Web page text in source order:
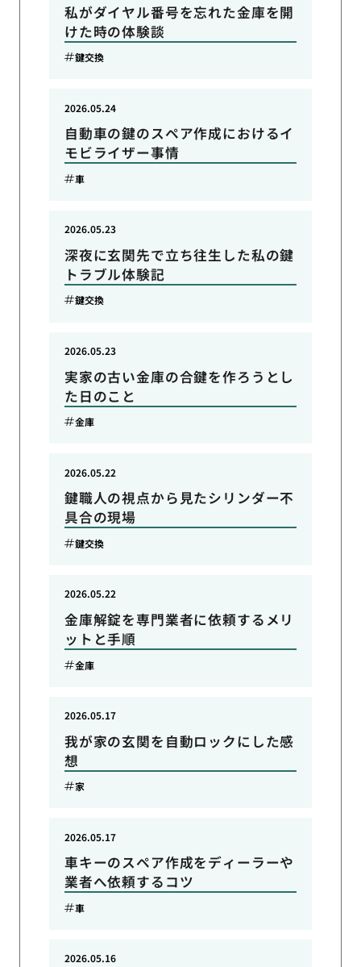
私がダイヤル番号を忘れた金庫を開
けた時の体験談
鍵交換
自動車の鍵のスペア作成におけるイ
モビライザー事情
2026.05.24
車
深夜に玄関先で立ち往生した私の鍵
トラブル体験記
2026.05.23
鍵交換
実家の古い金庫の合鍵を作ろうとし
た日のこと
2026.05.23
金庫
鍵職人の視点から見たシリンダー不
具合の現場
2026.05.22
鍵交換
金庫解錠を専門業者に依頼するメリ
ットと手順
2026.05.22
金庫
我が家の玄関を自動ロックにした感
想
2026.05.17
家
車キーのスペア作成をディーラーや
業者へ依頼するコツ
2026.05.17
車
2026.05.16